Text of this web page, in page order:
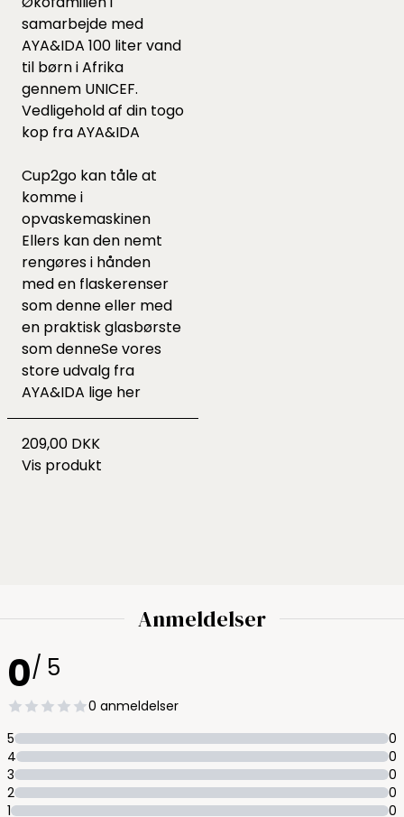
samarbejde med
AYA&IDA 100 liter vand
til børn i Afrika
gennem UNICEF.
Vedligehold af din togo
kop fra AYA&IDA
Cup2go kan tåle at
komme i
opvaskemaskinen
Ellers kan den nemt
rengøres i hånden
med en flaskerenser
somdenneeller med
en praktisk glasbørste
somdenneSe vores
store udvalg fra
AYA&IDA lige her
209,00 DKK
Vis produkt
Anmeldelser
0/ 5
0 anmeldelser
5
0
4
0
3
0
2
0
1
0